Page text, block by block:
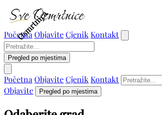
Početna ObjaviteCjenik Kontakt
Pregled po mjestima
Početna ObjaviteCjenik Kontakt
Objavite
Pregled po mjestima
Osmrtnica
Osmrtnica
Osmrtnica